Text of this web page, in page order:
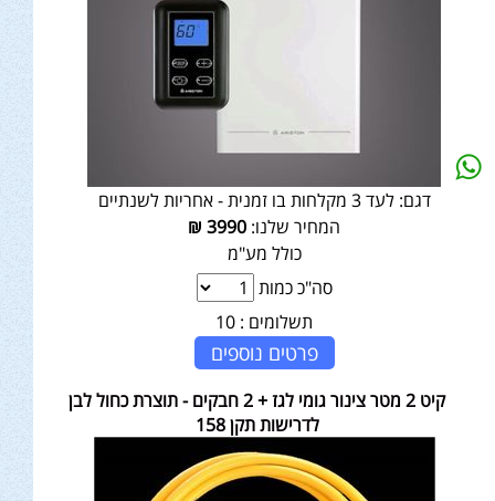
דגם: לעד 3 מקלחות בו זמנית - אחריות לשנתיים
המחיר שלנו: 3990
₪
כולל מע"מ
סה"כ כמות
תשלומים : 10
פרטים נוספים
קיט 2 מטר צינור גומי לגז + 2 חבקים - תוצרת כחול לבן
לדרישות תקן 158